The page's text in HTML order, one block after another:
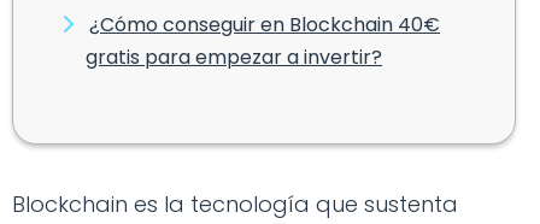
¿Cómo conseguir en Blockchain 40€
gratis para empezar a invertir?
Blockchain es la tecnología que sustenta